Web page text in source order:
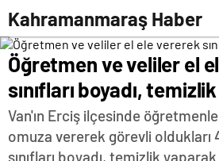
Kahramanmaraş Haber
Öğretmen ve veliler el
sınıfları boyadı,
Van'ın Erciş ilçesinde
omuza vererek görevli oldukları
sınıfları boyadı, temizlik